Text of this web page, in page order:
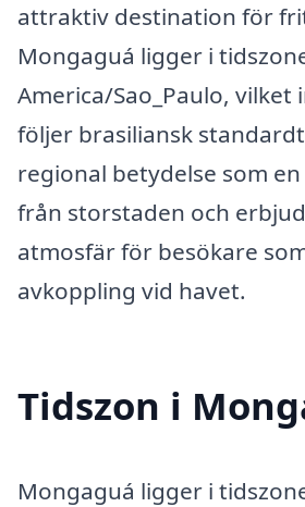
attraktiv destination för
Mongaguá ligger i
America/Sao_Paulo,
följer brasiliansk
regional betydelse som
från storstaden och
atmosfär för besökare
avkoppling vid havet.
Tidszon i
Mongaguá ligger i